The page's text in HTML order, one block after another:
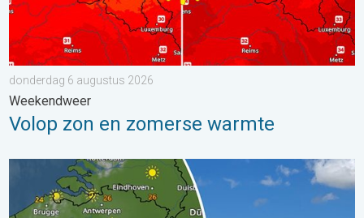
donderdag 6 augustus 2026
Weekendweer
Volop zon en zomerse warmte
Fraai zomerweer om eropuit te trekken. Weekendweer. . .